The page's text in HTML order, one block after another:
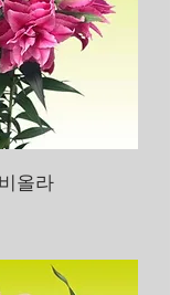
올​라​